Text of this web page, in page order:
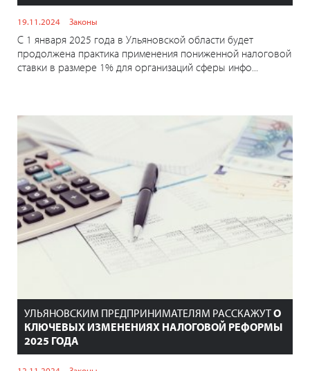
19.11.2024 Законы
С 1 января 2025 года в Ульяновской области будет
продолжена практика применения пониженной налоговой
ставки в размере 1% для организаций сферы инфо...
УЛЬЯНОВСКИМ ПРЕДПРИНИМАТЕЛЯМ РАССКАЖУТО
КЛЮЧЕВЫХ ИЗМЕНЕНИЯХ НАЛОГОВОЙ РЕФОРМЫ
2025 ГОДА